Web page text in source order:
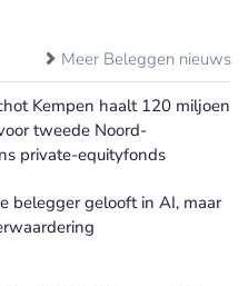
Meer Beleggen nieuws
Kempen haalt 120 miljoen
tweede Noord-
private-equityfonds
belegger gelooft in AI, maar